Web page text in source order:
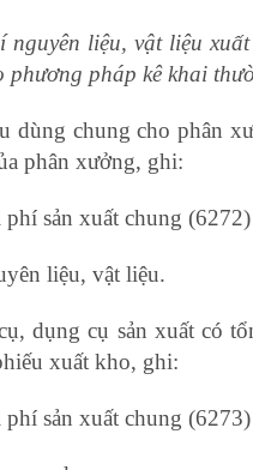
nguyên liệu, vật liệu
phương pháp kê khai
dùng chung cho phân
phân xưởng, ghi:
sản xuất chung (6272)
liệu, vật liệu.
dụng cụ sản xuất có
xuất kho, ghi:
sản xuất chung (6273)